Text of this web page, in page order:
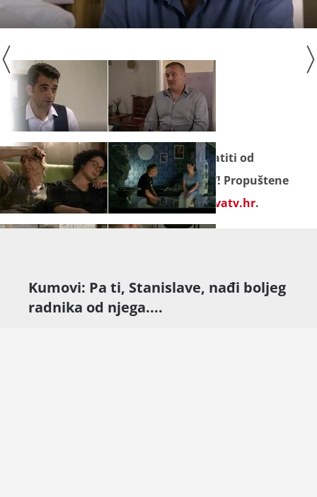
Seriju "Kumovi
" ne propustite pratiti od
ponedjeljka do petka na Novoj TV! Propuštene
epizode gledajte
besplatno na novatv.hr.
Kumovi: Pa ti, Stanislave, nađi boljeg
radnika od njega....